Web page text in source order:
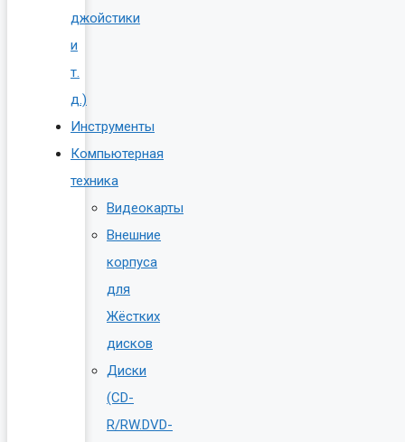
джойстики
и
т.
д.)
Инструменты
Компьютерная
техника
Видеокарты
Внешние
корпуса
для
Жёстких
дисков
Диски
(CD-
R/RW.DVD-